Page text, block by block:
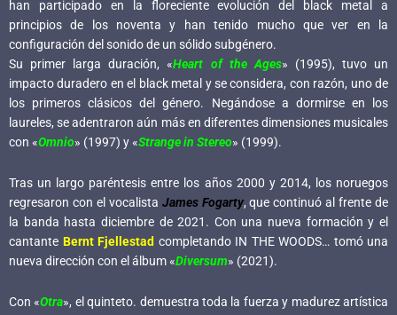
han participado en la floreciente evolución del black metal a
principios de los noventa y han tenido mucho que ver en la
configuración del sonido de un sólido subgénero.
Su primer larga duración, «Heart of the Ages» (1995), tuvo un
impacto duradero en el black metal y se considera, con razón, uno de
los primeros clásicos del género. Negándose a dormirse en los
laureles, se adentraron aún más en diferentes dimensiones musicales
con «Omnio» (1997) y «Strange in Stereo» (1999).
Tras un largo paréntesis entre los años 2000 y 2014, los noruegos
regresaron con el vocalista James Fogarty, que continuó al frente de
la banda hasta diciembre de 2021. Con una nueva formación y el
cantante Bernt Fjellestad completando IN THE WOODS… tomó una
nueva dirección con el álbum «Diversum» (2021).
Con «Otra», el quinteto. demuestra toda la fuerza y madurez artística